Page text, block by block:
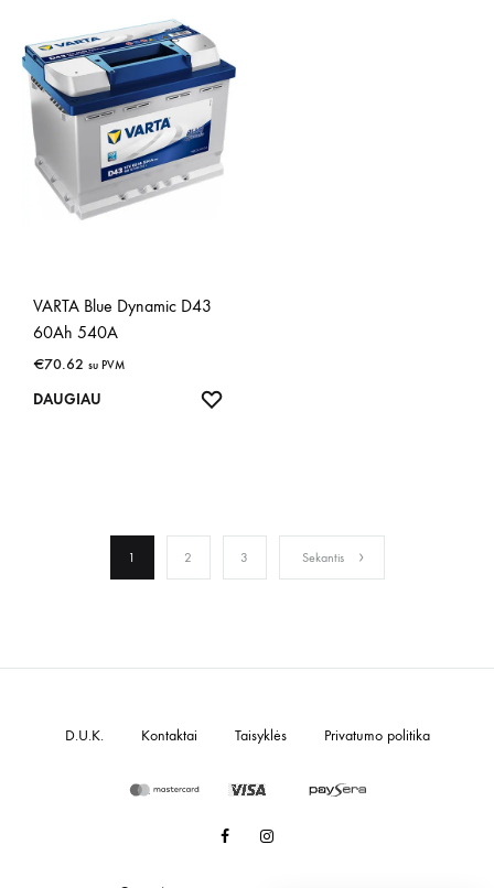
VARTA Blue Dynamic D43
60Ah 540A
€70.62 su PVM
DAUGIAU
1 2 3 Sekantis
FacebookInstagram
D.U.K. Kontaktai Taisyklės Privatumo politika